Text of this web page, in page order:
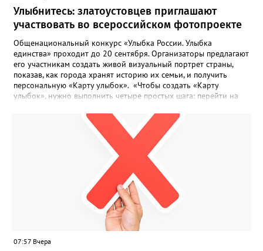
Улыбнитесь: златоустовцев приглашают
участвовать во всероссийском фотопроекте
Общенациональный конкурс «Улыбка России. Улыбка
единства» проходит до 20 сентября. Организаторы предлагают
его участникам создать живой визуальный портрет страны,
показав, как города хранят историю их семьи, и получить
персональную «Карту улыбок». «Чтобы создать «Карту
улыбок», нужно выполнить четыре простых шага: перейти на
улыбок»; загрузить фотографию с улыбкой – подойдёт портрет
одного человека, пары, семьи или нескольких поколений в
одном кадре; отметить один или несколько городов,
связанных с историей семьи или важными воспоминаниями;
добавить подписи к городам, кратко объяснив связь с каждым
из них, указать контакты и подтвердить согласие с правилами
проекта», - говорится в инструкции на сайте проекта. ‍Заявка
может быть семейной, а после модерации стать частью
визуального архива проекта. 20 участников обещают
пригласить на итоговую фотосессию в Москве. Персональную
«Карту улыбок», которую можно скачать, сохранить и
опубликовать в социальных сетях, отмечают в оргкомитете,
получат все, кто улыбнулся.
07:57 Вчера